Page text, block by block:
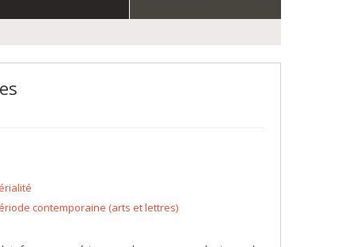
Période contemporaine (arts et lettres)